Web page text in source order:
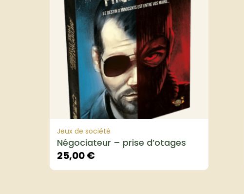
Jeux de société
Négociateur – prise d’otages
25,00€